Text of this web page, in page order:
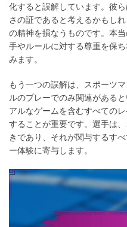
化すると誤解しています。彼
さの証であると考えるかもし
の精神を損なうものです。本
手やルールに対する尊重を保
みます。
もう一つの誤解は、スポーツ
ルのプレーでのみ関連がある
アルなゲームを含むすべての
することが重要です。選手は
きであり、それが関与するす
ー体験に寄与します。